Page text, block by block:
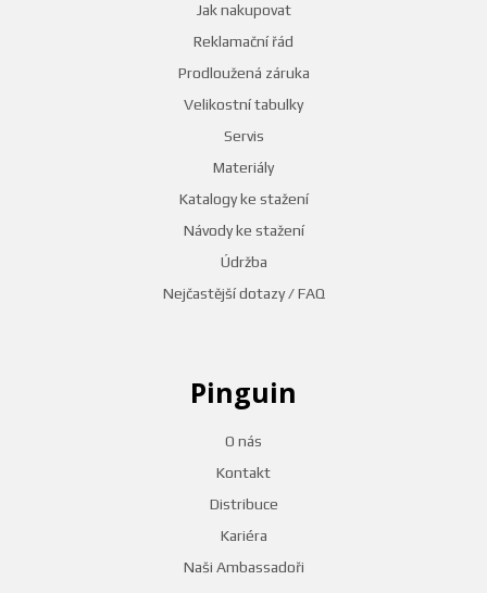
Jak nakupovat
Reklamační řád
Prodloužená záruka
Velikostní tabulky
Servis
Materiály
Katalogy ke stažení
Návody ke stažení
Údržba
Nejčastější dotazy / FAQ
Pinguin
O nás
Kontakt
Distribuce
Kariéra
Naši Ambassadoři